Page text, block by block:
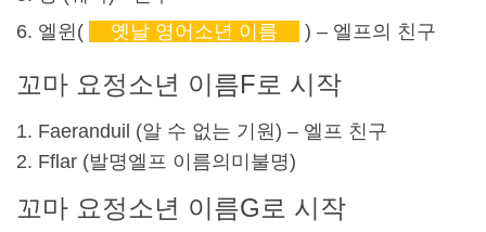
엘윈(
옛날 영어 소년 이름 ) – 엘프의 친구
꼬마 요정소년 이름F로 시작
Faeranduil (알 수 없는 기원) – 엘프 친구
Fflar (발명엘프 이름의미불명)
꼬마 요정소년 이름G로 시작